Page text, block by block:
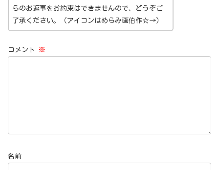
らのお返事をお約束はできませんので、どうぞご
了承ください。（アイコンはめらみ画伯作☆→）
コメント ※
名前